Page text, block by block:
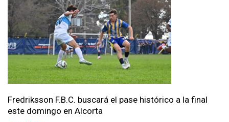
Fredriksson F.B.C. buscará el pase histórico a la final
este domingo en Alcorta